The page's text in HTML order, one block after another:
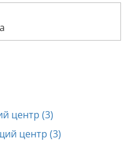
центр (3)
центр (3)